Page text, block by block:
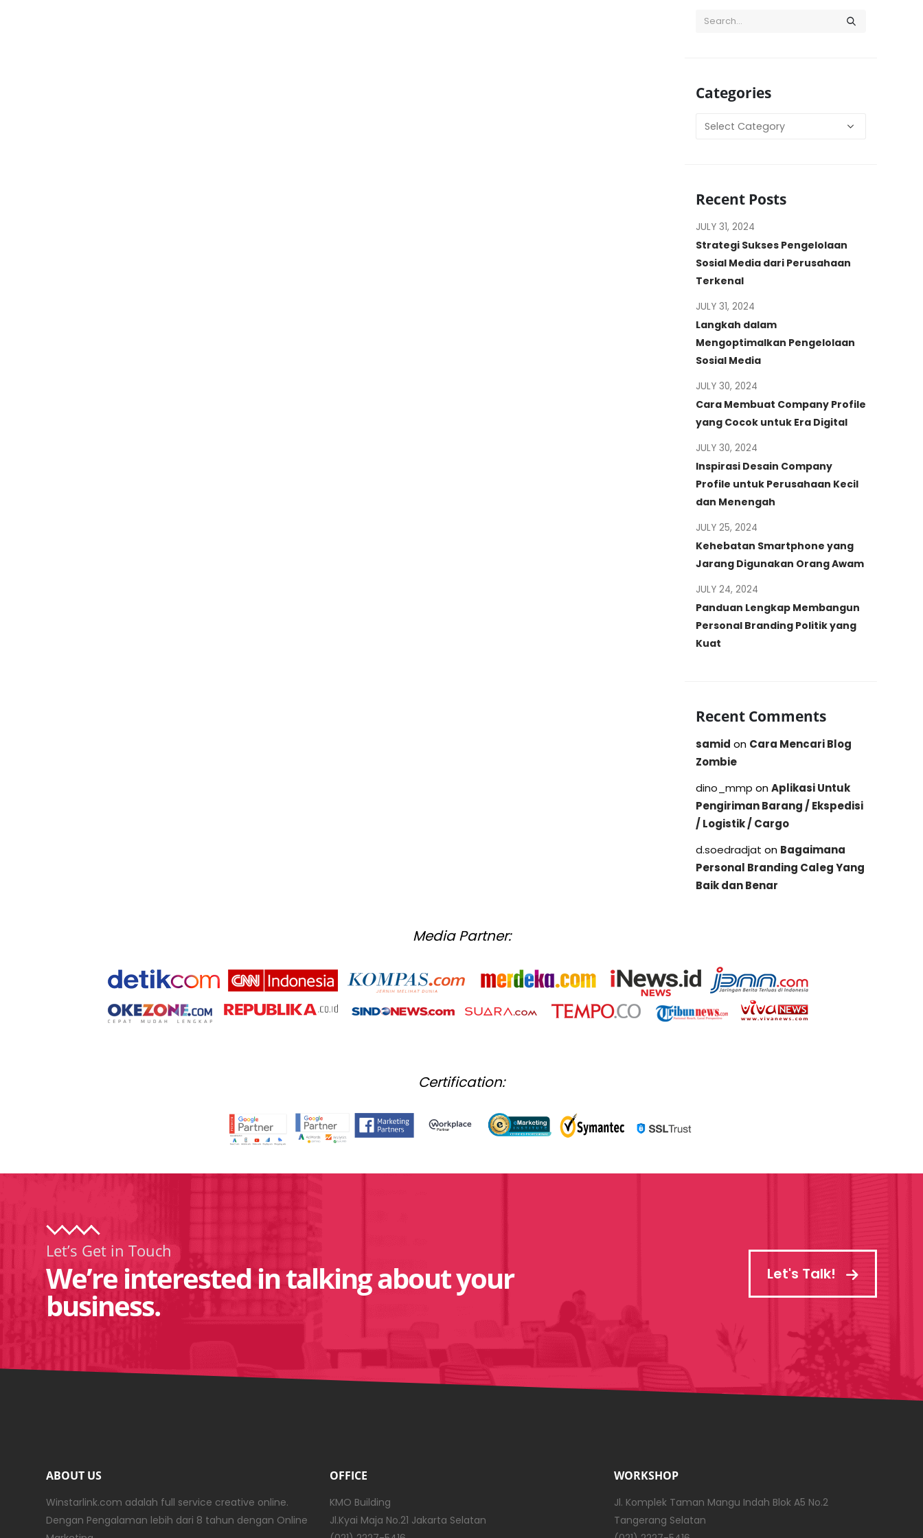
Categories
Categories
Recent Posts
Strategi Sukses Pengelolaan
Sosial Media dari Perusahaan
Terkenal
JULY 31, 2024
Langkah dalam
Mengoptimalkan Pengelolaan
Sosial Media
JULY 31, 2024
Cara Membuat Company Profile
yang Cocok untuk Era Digital
JULY 30, 2024
Inspirasi Desain Company
Profile untuk Perusahaan Kecil
dan Menengah
JULY 30, 2024
Kehebatan Smartphone yang
Jarang Digunakan Orang Awam
JULY 25, 2024
Panduan Lengkap Membangun
Personal Branding Politik yang
Kuat
JULY 24, 2024
Recent Comments
samid on Cara Mencari Blog
Zombie
dino_mmp onAplikasi Untuk
Pengiriman Barang / Ekspedisi
/ Logistik / Cargo
d.soedradjat on Bagaimana
Personal Branding Caleg Yang
Baik dan Benar
Media Partner:
Certification:
Let’s Get in Touch
We’re interested in talking about your
business.
Let's Talk!
ABOUT US
Winstarlink.com adalah full service creative online.
Dengan Pengalaman lebih dari 8 tahun dengan Online
OFFICE
KMO Building
Jl.Kyai Maja No.21 Jakarta Selatan
WORKSHOP
Jl. Komplek Taman Mangu Indah Blok A5 No.2
Tangerang Selatan